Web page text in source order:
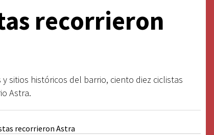
recorrieron
sitios históricos del barrio, ciento diez ciclistas
Astra.